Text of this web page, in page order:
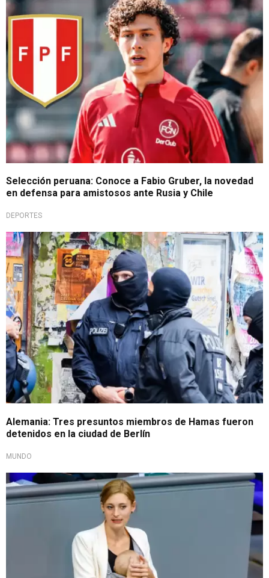
Selección peruana: Conoce a Fabio Gruber, la novedad
en defensa para amistosos ante Rusia y Chile
DEPORTES
Por intercambio de armamento
Alemania: Tres presuntos miembros de Hamas fueron
detenidos en la ciudad de Berlín
MUNDO
Gesto histórico